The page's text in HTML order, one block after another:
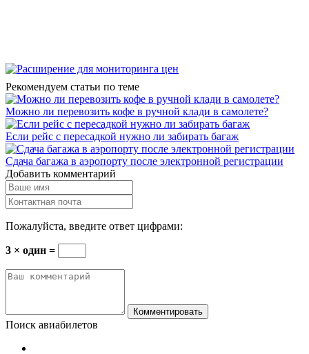
Рекомендуем статьи по теме
Можно ли перевозить кофе в ручной клади в самолете?
Если рейс с пересадкой нужно ли забирать багаж
Сдача багажа в аэропорту после электронной регистрации
Добавить комментарий
Пожалуйста, введите ответ цифрами:
3 × один =
Комментировать
Поиск авиабилетов